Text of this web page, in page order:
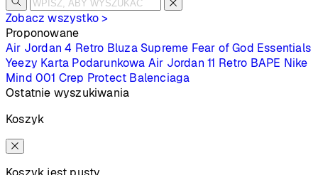
Zobacz wszystko >
Proponowane
Air Jordan 4 Retro Bluza Supreme Fear of God Essentials
Yeezy Karta Podarunkowa Air Jordan 11 Retro BAPE Nike
Mind 001 Crep Protect Balenciaga
Ostatnie wyszukiwania
Koszyk